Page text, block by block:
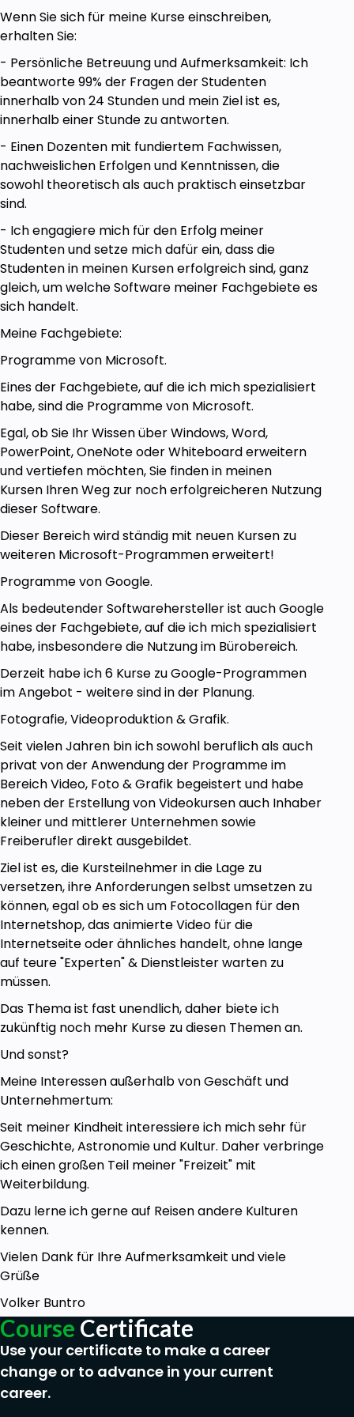
Folgende Lehrinhalte stehen unter anderem
zur Verfügung:
Zur E-Mail gehörige Notizen in GMAIL ansehen!
Erinnerungen und Ortserinnerungen
hinzufügen!
anderen Daten kombinieren!
Texte aus Bildern übernehmen und nach
Die Google Notizen-Suche vorgestellt!
Erinnerungen aus Notizen im Google Kalender
sehen!
Prerequisites
Es wird ein (auch kostenloses) Google-Konto
Ein internetfähiges Gerät, möglichst ein PC,
mit Windows 10/11!
Wenn Sie sich für meine Kurse einschreiben,
erhalten Sie:
- Persönliche Betreuung und Aufmerksamkeit: Ich
beantworte 99% der Fragen der Studenten
innerhalb von 24 Stunden und mein Ziel ist es,
innerhalb einer Stunde zu antworten.
- Einen Dozenten mit fundiertem Fachwissen,
nachweislichen Erfolgen und Kenntnissen, die
sowohl theoretisch als auch praktisch einsetzbar
sind.
- Ich engagiere mich für den Erfolg meiner
Studenten und setze mich dafür ein, dass die
Studenten in meinen Kursen erfolgreich sind, ganz
gleich, um welche Software meiner Fachgebiete es
sich handelt.
Meine Fachgebiete:
Programme von Microsoft.
Eines der Fachgebiete, auf die ich mich spezialisiert
habe, sind die Programme von Microsoft.
Egal, ob Sie Ihr Wissen über Windows, Word,
PowerPoint, OneNote oder Whiteboard erweitern
und vertiefen möchten, Sie finden in meinen
Kursen Ihren Weg zur noch erfolgreicheren Nutzung
dieser Software.
Dieser Bereich wird ständig mit neuen Kursen zu
weiteren Microsoft-Programmen erweitert!
Programme von Google.
Als bedeutender Softwarehersteller ist auch Google
eines der Fachgebiete, auf die ich mich spezialisiert
habe, insbesondere die Nutzung im Bürobereich.
Derzeit habe ich 6 Kurse zu Google-Programmen
im Angebot - weitere sind in der Planung.
Fotografie, Videoproduktion & Grafik.
Seit vielen Jahren bin ich sowohl beruflich als auch
privat von der Anwendung der Programme im
Bereich Video, Foto & Grafik begeistert und habe
neben der Erstellung von Videokursen auch Inhaber
kleiner und mittlerer Unternehmen sowie
Freiberufler direkt ausgebildet.
Ziel ist es, die Kursteilnehmer in die Lage zu
versetzen, ihre Anforderungen selbst umsetzen zu
können, egal ob es sich um Fotocollagen für den
Internetshop, das animierte Video für die
Internetseite oder ähnliches handelt, ohne lange
auf teure "Experten" & Dienstleister warten zu
müssen.
Das Thema ist fast unendlich, daher biete ich
zukünftig noch mehr Kurse zu diesen Themen an.
Und sonst?
Meine Interessen außerhalb von Geschäft und
Unternehmertum:
Seit meiner Kindheit interessiere ich mich sehr für
Geschichte, Astronomie und Kultur. Daher verbringe
ich einen großen Teil meiner "Freizeit" mit
Weiterbildung.
Dazu lerne ich gerne auf Reisen andere Kulturen
kennen.
Vielen Dank für Ihre Aufmerksamkeit und viele
Grüße
Volker Buntro
Course Certificate
Use your certificate to make a career
change or to advance in your current
career.